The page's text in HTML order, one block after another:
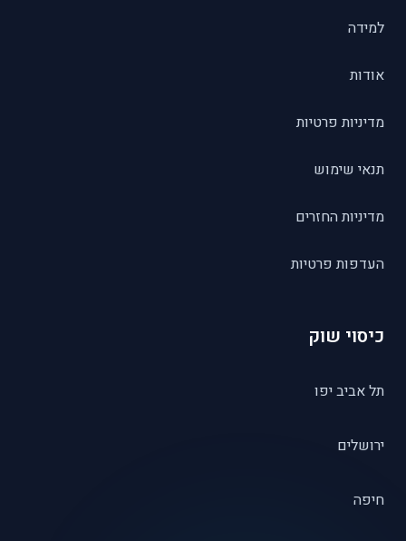
למידה
אודות
מדיניות פרטיות
תנאי שימוש
מדיניות החזרים
העדפות פרטיות
כיסוי שוק
תל אביב יפו
ירושלים
חיפה